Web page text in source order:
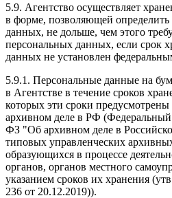
5.9. Агентство осуществляет
в форме, позволяющей определить
данных, не дольше, чем этого
персональных данных, если срок
данных не установлен
5.9.1. Персональные данные на
в Агентстве в течение сроков
которых эти сроки предусмотрены
архивном деле в РФ
ФЗ "Об архивном деле в
типовых управленческих
образующихся в процессе
органов, органов местного
указанием сроков их хранения
236 от 20.12.2019)).